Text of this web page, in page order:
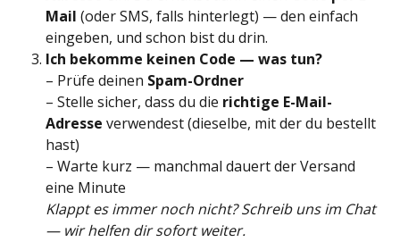
Mail (oder SMS, falls hinterlegt) — den einfach
eingeben, und schon bist du drin.
Ich bekomme keinen Code — was tun?
– Prüfe deinen Spam-Ordner
– Stelle sicher, dass du die richtige E-Mail-
Adresse verwendest (dieselbe, mit der du bestellt
hast)
– Warte kurz — manchmal dauert der Versand
eine Minute
Klappt es immer noch nicht? Schreib uns im Chat
— wir helfen dir sofort weiter.